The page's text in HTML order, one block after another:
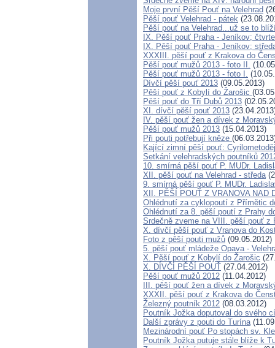
Moje první Pěší Pouť na Velehrad
Pěší pouť Velehrad - pátek
Pěší pouť na Velehrad...už se to
IX. Pěší pouť Praha - Jeníkov;
IX. Pěší pouť Praha - Jeníkov;
XXXIII. pěší pouť z Krakova do
Pěší pouť mužů 2013 - foto II.
Pěší pouť mužů 2013 - foto I.
Dívčí pěší pouť 2013 (09.05.2013)
Pěší pouť z Kobylí do Žarošic
Pěší pouť do Tří Dubů 2013
XI. dívčí pěší pouť 2013
IV. pěší pouť žen a dívek z
Pěší pouť mužů 2013 (15.04.2013)
Při pouti potřebují kněze
Kající zimní pěší pouť:
Setkání velehradských poutníků
10. smírná pěší pouť P. MUDr.
XII. pěší pouť na Velehrad - středa
9. smírná pěší pouť P. MUDr.
XII. PĚŠÍ POUŤ Z VRANOVA NAD
Ohlédnutí za cyklopoutí z Přímětic
Ohlédnutí za 8. pěší poutí z Prahy
Srdečně zveme na VIII. pěší pouť z
X. dívčí pěší pouť z Vranova do
Foto z pěší pouti mužů (09.05.2012)
5. pěší pouť mládeže Opava -
X. Pěší pouť z Kobylí do Žarošic
X. DÍVČÍ PĚŠÍ POUŤ (27.04.2012)
Pěší pouť mužů 2012 (11.04.2012)
III. pěší pouť žen a dívek z
XXXII. pěší pouť z Krakova do
Železný poutník 2012 (08.03.2012)
Poutník Jožka doputoval do svého
Další zprávy z pouti do Turína
Mezinárodní pouť Po stopách sv.
Poutník Jožka putuje stále blíže k